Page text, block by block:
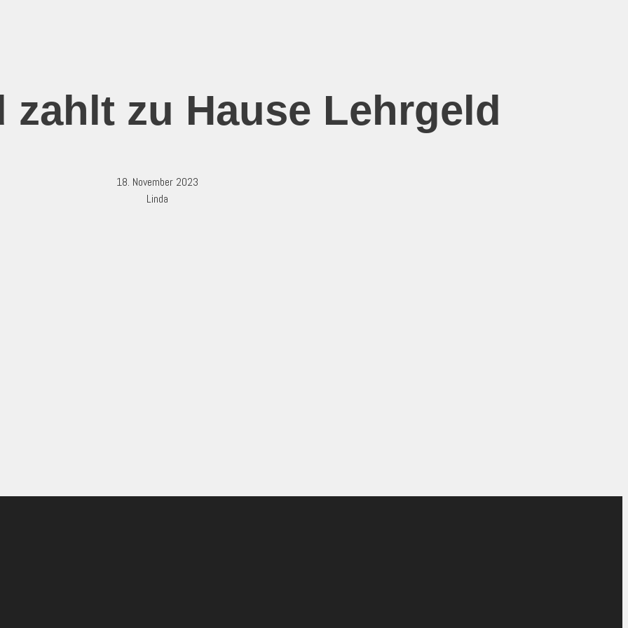
zahlt zu Hause Lehrgeld
18. November 2023
Linda